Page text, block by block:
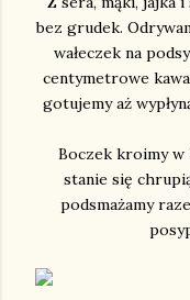
bez grudek.
wałeczek na
centymetrowe
gotujemy aż
Boczek kroimy w
stanie się
podsmażamy